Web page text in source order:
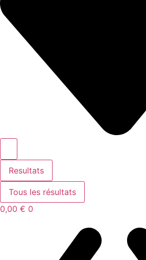
Resultats
Tous les résultats
0,00 € 0